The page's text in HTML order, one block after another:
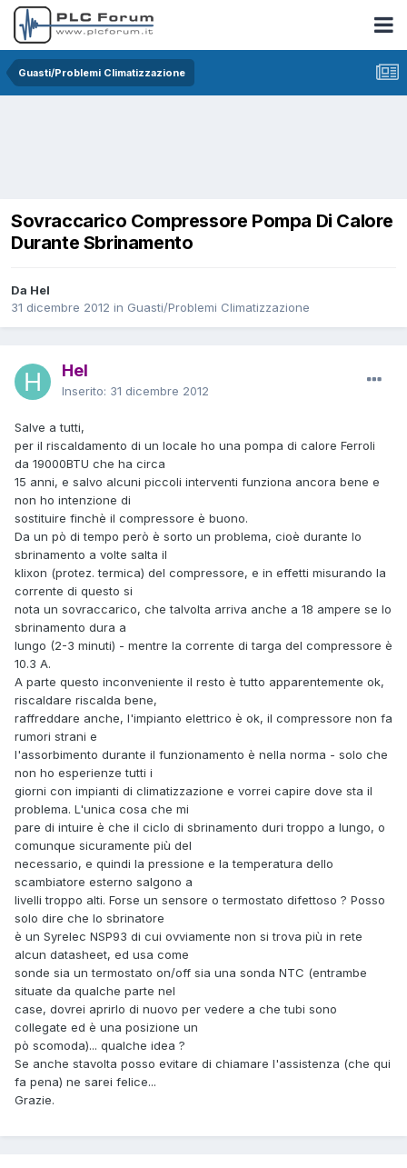
Guasti/Problemi Climatizzazione
Sovraccarico Compressore Pompa Di Calore
Durante Sbrinamento
Da Hel
31 dicembre 2012 in Guasti/Problemi Climatizzazione
Hel
Inserito: 31 dicembre 2012
Salve a tutti,
per il riscaldamento di un locale ho una pompa di calore Ferroli
da 19000BTU che ha circa
15 anni, e salvo alcuni piccoli interventi funziona ancora bene e
non ho intenzione di
sostituire finchè il compressore è buono.
Da un pò di tempo però è sorto un problema, cioè durante lo
sbrinamento a volte salta il
klixon (protez. termica) del compressore, e in effetti misurando la
corrente di questo si
nota un sovraccarico, che talvolta arriva anche a 18 ampere se lo
sbrinamento dura a
lungo (2-3 minuti) - mentre la corrente di targa del compressore è
10.3 A.
A parte questo inconveniente il resto è tutto apparentemente ok,
riscaldare riscalda bene,
raffreddare anche, l'impianto elettrico è ok, il compressore non fa
rumori strani e
l'assorbimento durante il funzionamento è nella norma - solo che
non ho esperienze tutti i
giorni con impianti di climatizzazione e vorrei capire dove sta il
problema. L'unica cosa che mi
pare di intuire è che il ciclo di sbrinamento duri troppo a lungo, o
comunque sicuramente più del
necessario, e quindi la pressione e la temperatura dello
scambiatore esterno salgono a
livelli troppo alti. Forse un sensore o termostato difettoso ? Posso
solo dire che lo sbrinatore
è un Syrelec NSP93 di cui ovviamente non si trova più in rete
alcun datasheet, ed usa come
sonde sia un termostato on/off sia una sonda NTC (entrambe
situate da qualche parte nel
case, dovrei aprirlo di nuovo per vedere a che tubi sono
collegate ed è una posizione un
pò scomoda)... qualche idea ?
Se anche stavolta posso evitare di chiamare l'assistenza (che qui
fa pena) ne sarei felice...
Grazie.